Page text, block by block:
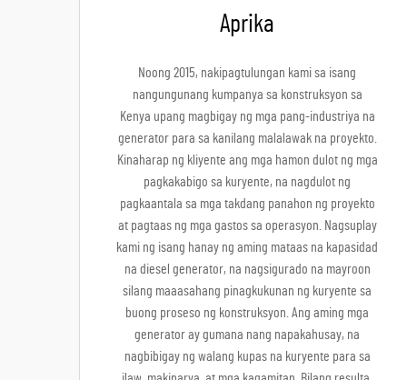
Aprika
Noong 2015, nakipagtulungan kami sa isang
nangungunang kumpanya sa konstruksyon sa
Kenya upang magbigay ng mga pang-industriya na
generator para sa kanilang malalawak na proyekto.
Kinaharap ng kliyente ang mga hamon dulot ng mga
pagkakabigo sa kuryente, na nagdulot ng
pagkaantala sa mga takdang panahon ng proyekto
at pagtaas ng mga gastos sa operasyon. Nagsuplay
kami ng isang hanay ng aming mataas na kapasidad
na diesel generator, na nagsigurado na mayroon
silang maaasahang pinagkukunan ng kuryente sa
buong proseso ng konstruksyon. Ang aming mga
generator ay gumana nang napakahusay, na
nagbibigay ng walang kupas na kuryente para sa